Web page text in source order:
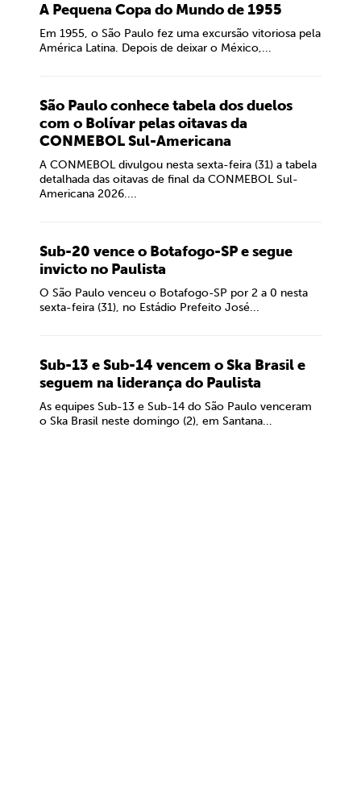
A Pequena Copa do Mundo de 1955
Em 1955, o São Paulo fez uma excursão vitoriosa pela
América Latina. Depois de deixar o México,...
São Paulo conhece tabela dos duelos
com o Bolívar pelas oitavas da
CONMEBOL Sul-Americana
A CONMEBOL divulgou nesta sexta-feira (31) a tabela
detalhada das oitavas de final da CONMEBOL Sul-
Americana 2026....
Sub-20 vence o Botafogo-SP e segue
invicto no Paulista
O São Paulo venceu o Botafogo-SP por 2 a 0 nesta
sexta-feira (31), no Estádio Prefeito José...
Sub-13 e Sub-14 vencem o Ska Brasil e
seguem na liderança do Paulista
As equipes Sub-13 e Sub-14 do São Paulo venceram
o Ska Brasil neste domingo (2), em Santana...